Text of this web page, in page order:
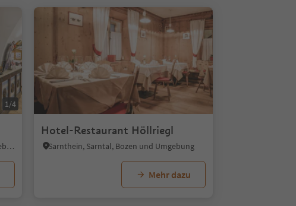
1/4
Bozen Zentrum, Bozen, Bozen und Umgebung
Hotel-Restaurant Höllriegl
Sarnthein, Sarntal, Bozen und Umgebung
Mehr dazu